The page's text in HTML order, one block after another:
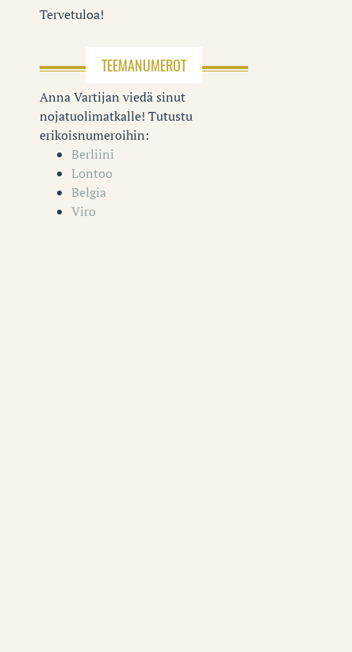
Tervetuloa!
TEEMANUMEROT
Anna Vartijan viedä sinut
nojatuolimatkalle! Tutustu
erikoisnumeroihin:
Berliini
Lontoo
Belgia
Viro